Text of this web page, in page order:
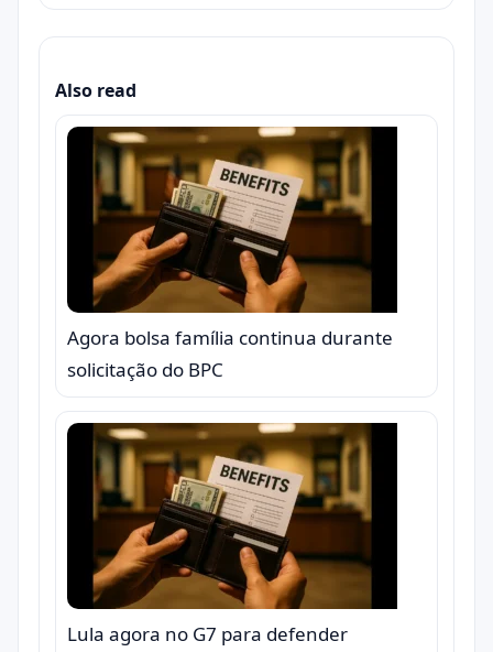
Also read
Agora bolsa família continua durante
solicitação do BPC
Lula agora no G7 para defender